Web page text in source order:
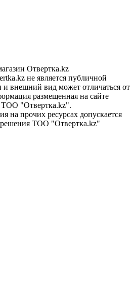
Отвертка.kz
не является публичной
и внешний вид может отличаться от
размещенная на сайте
ТОО "Отвертка.kz".
на прочих ресурсах допускается
ТОО "Отвертка.kz"